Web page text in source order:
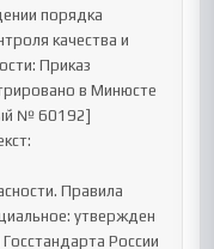
порядка
качества и
Приказ
в Минюсте
№ 60192]
Правила
утвержден
России